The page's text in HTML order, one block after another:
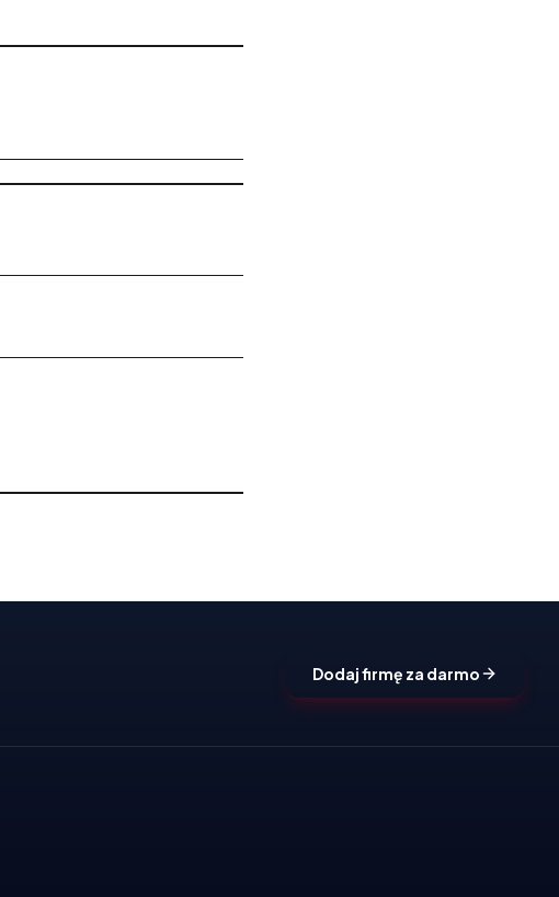
Dodaj firmę za darmo